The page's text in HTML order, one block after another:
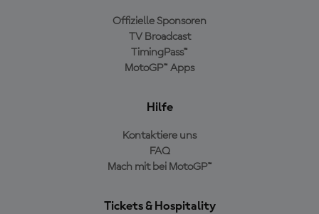
Offizielle Sponsoren
TV Broadcast
TimingPass™
MotoGP™ Apps
Hilfe
Kontaktiere uns
FAQ
Mach mit bei MotoGP™
Tickets & Hospitality